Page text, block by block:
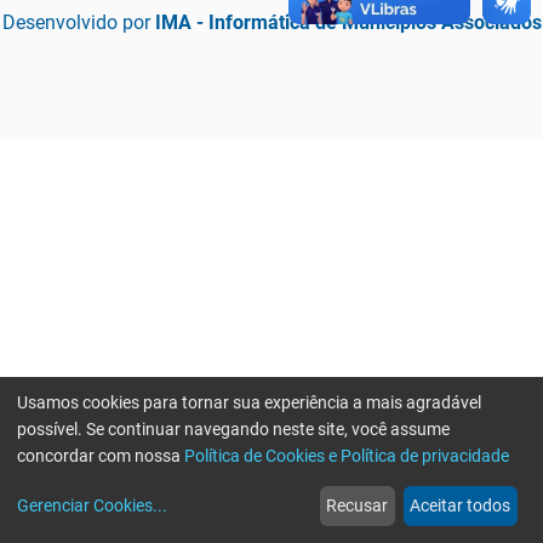
Desenvolvido por IMA - Informática de Municípios Associados
web
Notícias
more_horiz
Mais
Usamos cookies para tornar sua experiência a mais agradável
possível. Se continuar navegando neste site, você assume
concordar com nossa Política de Cookies e Política de privacidade
Gerenciar Cookies... Recusar Aceitar todos
Erro ao enviar informações, por favor tente novamente